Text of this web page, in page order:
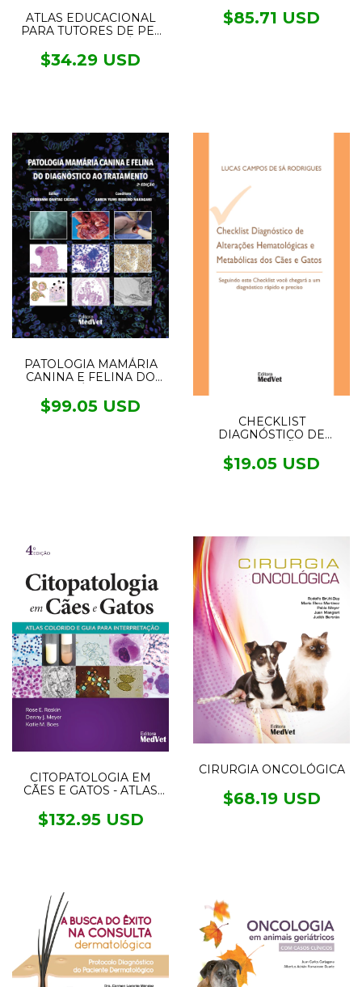
ATLAS EDUCACIONAL
PARA TUTORES DE PET
$34.29 USD
$85.71 USD
PATOLOGIA MAMÁRIA
CANINA E FELINA DO
TRATAMENTO 2°ED.
$99.05 USD
CHECKLIST
DIAGNÓSTICO DE
HEMATOLÓGICAS E
METABÓLICAS DOS
$19.05 USD
CITOPATOLOGIA EM
CÃES E GATOS - ATLAS
INTERPRETAÇÃO
$132.95 USD
CIRURGIA ONCOLÓGICA
$68.19 USD